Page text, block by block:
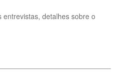
detalhes sobre o